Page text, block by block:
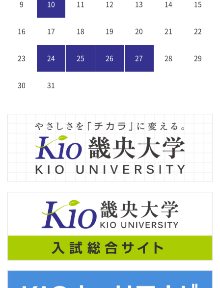
9 10 11 12 13 14 15
16 17 18 19 20 21 22
23 24 25 26 27 28 29
30 31